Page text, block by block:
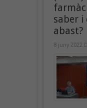
saber i
abast?
8 juny 2022